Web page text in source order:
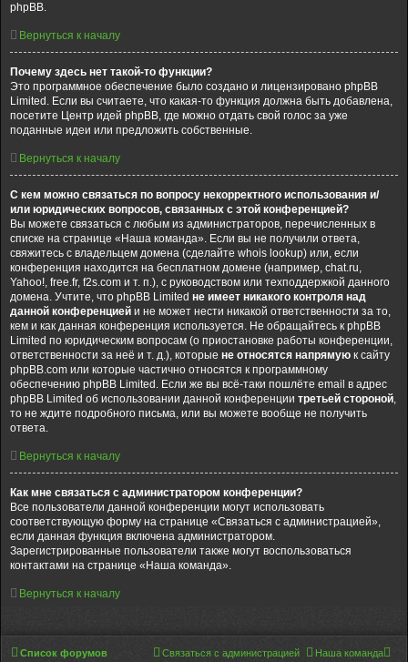
phpBB.
Вернуться к началу
Почему здесь нет такой-то функции?
Это программное обеспечение было создано и лицензировано phpBB
Limited. Если вы считаете, что какая-то функция должна быть добавлена,
посетите Центр идей phpBB, где можно отдать свой голос за уже
поданные идеи или предложить собственные.
Вернуться к началу
С кем можно связаться по вопросу некорректного использования и/
или юридических вопросов, связанных с этой конференцией?
Вы можете связаться с любым из администраторов, перечисленных в
списке на странице «Наша команда». Если вы не получили ответа,
свяжитесь с владельцем домена (сделайте whois lookup) или, если
конференция находится на бесплатном домене (например, chat.ru,
Yahoo!, free.fr, f2s.com и т. п.), с руководством или техподдержкой данного
домена. Учтите, что phpBB Limited не имеет никакого контроля над
данной конференцией и не может нести никакой ответственности за то,
кем и как данная конференция используется. Не обращайтесь к phpBB
Limited по юридическим вопросам (о приостановке работы конференции,
ответственности за неё и т. д.), которые не относятся напрямую к сайту
phpBB.com или которые частично относятся к программному
обеспечению phpBB Limited. Если же вы всё-таки пошлёте email в адрес
phpBB Limited об использовании данной конференции третьей стороной,
то не ждите подробного письма, или вы можете вообще не получить
ответа.
Вернуться к началу
Как мне связаться с администратором конференции?
Все пользователи данной конференции могут использовать
соответствующую форму на странице «Связаться с администрацией»,
если данная функция включена администратором.
Зарегистрированные пользователи также могут воспользоваться
контактами на странице «Наша команда».
Вернуться к началу
Список форумов Наша команда
Связаться с администрацией